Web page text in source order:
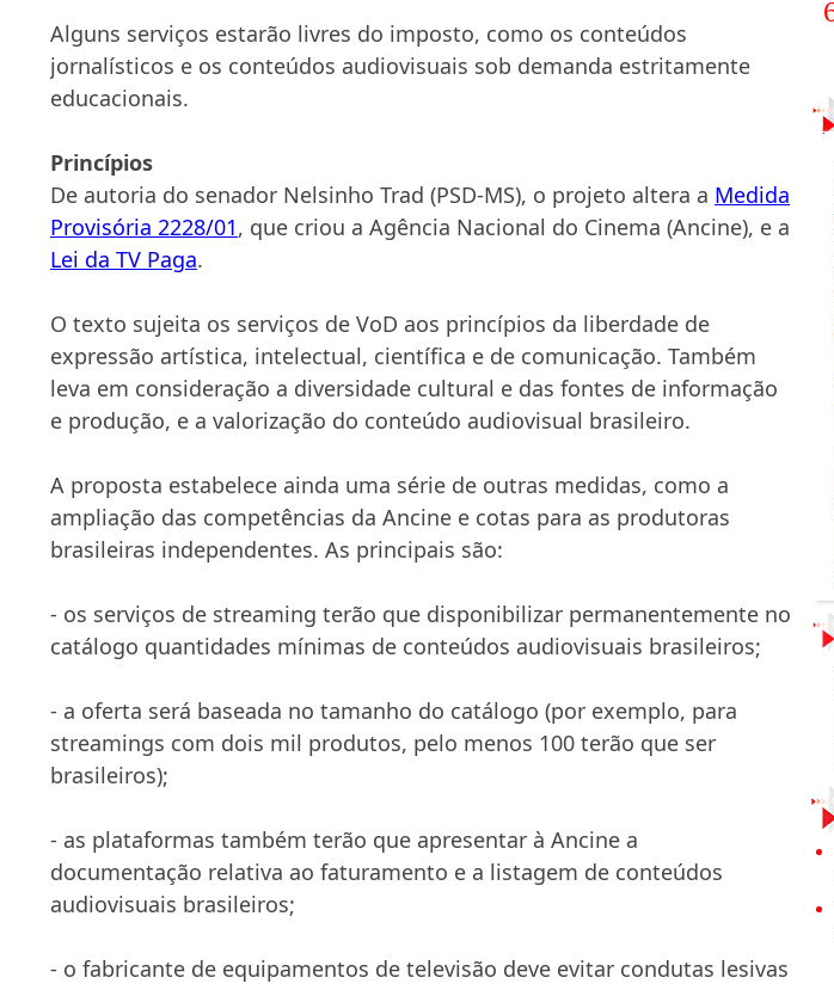
Alguns serviços estarão livres do imposto, como os conteúdos
jornalísticos e os conteúdos audiovisuais sob demanda estritamente
educacionais.
Princípios
De autoria do senador Nelsinho Trad (PSD-MS), o projeto altera a Medida
Provisória 2228/01, que criou a Agência Nacional do Cinema (Ancine), e a
Lei da TV Paga.
O texto sujeita os serviços de VoD aos princípios da liberdade de
expressão artística, intelectual, científica e de comunicação. Também
leva em consideração a diversidade cultural e das fontes de informação
e produção, e a valorização do conteúdo audiovisual brasileiro.
A proposta estabelece ainda uma série de outras medidas, como a
ampliação das competências da Ancine e cotas para as produtoras
brasileiras independentes. As principais são:
- os serviços de streaming terão que disponibilizar permanentemente no
catálogo quantidades mínimas de conteúdos audiovisuais brasileiros;
- a oferta será baseada no tamanho do catálogo (por exemplo, para
streamings com dois mil produtos, pelo menos 100 terão que ser
brasileiros);
- as plataformas também terão que apresentar à Ancine a
documentação relativa ao faturamento e a listagem de conteúdos
audiovisuais brasileiros;
- o fabricante de equipamentos de televisão deve evitar condutas lesivas